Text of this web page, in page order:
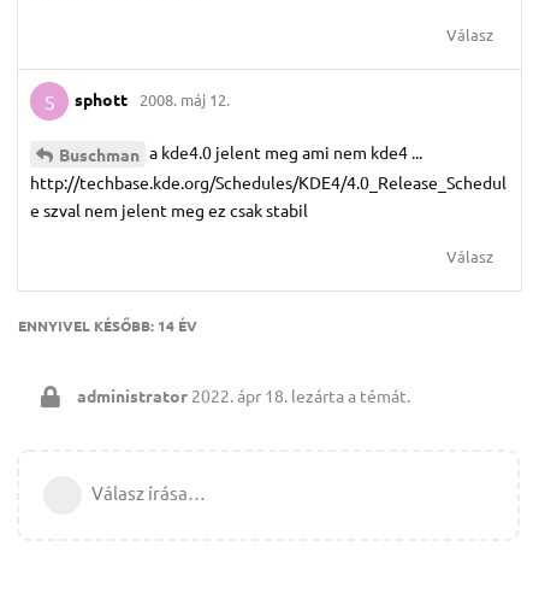
Válasz
S sphott 2008. máj 12.
Buschman a kde4.0 jelent meg ami nem kde4 ...
http://techbase.kde.org/Schedules/KDE4/4.0_Release_Schedul
e szval nem jelent meg ez csak stabil
Válasz
ENNYIVEL KÉSŐBB: 14 ÉV
administrator 2022. ápr 18. lezárta a témát.
Válasz írása…